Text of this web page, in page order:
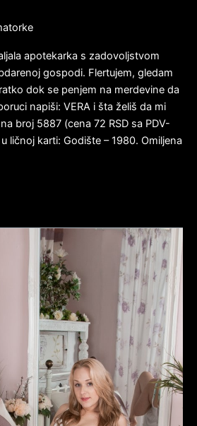
apotekarka s zadovoljstvom
gospodi. Flertujem, gledam
dok se penjem na merdevine da
napiši: VERA i šta želiš da mi
broj 5887 (cena 72 RSD sa PDV-
ličnoj karti: Godište – 1980. Omiljena